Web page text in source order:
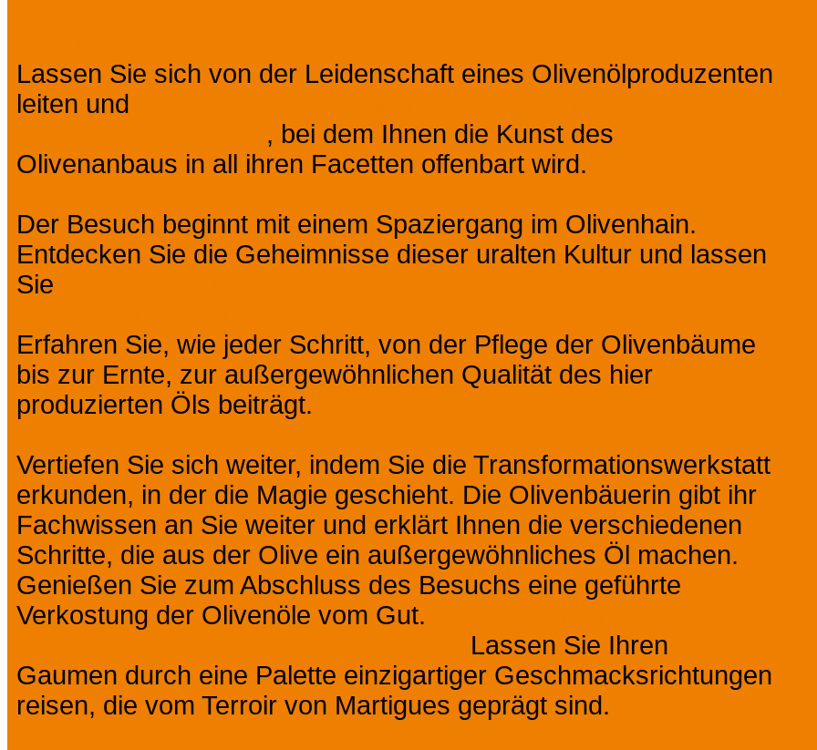
Lassen Sie sich von der Leidenschaft eines Olivenölproduzenten
leiten und
, bei dem Ihnen die Kunst des
Olivenanbaus in all ihren Facetten offenbart wird.
Der Besuch beginnt mit einem Spaziergang im Olivenhain.
Entdecken Sie die Geheimnisse dieser uralten Kultur und lassen
Sie
Erfahren Sie, wie jeder Schritt, von der Pflege der Olivenbäume
bis zur Ernte, zur außergewöhnlichen Qualität des hier
produzierten Öls beiträgt.
Vertiefen Sie sich weiter, indem Sie die Transformationswerkstatt
erkunden, in der die Magie geschieht. Die Olivenbäuerin gibt ihr
Fachwissen an Sie weiter und erklärt Ihnen die verschiedenen
Schritte, die aus der Olive ein außergewöhnliches Öl machen.
Genießen Sie zum Abschluss des Besuchs eine geführte
Verkostung der Olivenöle vom Gut.
Lassen Sie Ihren
Gaumen durch eine Palette einzigartiger Geschmacksrichtungen
reisen, die vom Terroir von Martigues geprägt sind.